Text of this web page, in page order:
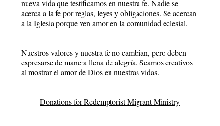
nueva vida que testificamos en nuestra fe. Nadie se
acerca a la fe por reglas, leyes y obligaciones. Se acercan
a la Iglesia porque ven amor en la comunidad eclesial.
Nuestros valores y nuestra fe no cambian, pero deben
expresarse de manera llena de alegría. Seamos creativos
al mostrar el amor de Dios en nuestras vidas.
Donations for Redemptorist Migrant Ministry